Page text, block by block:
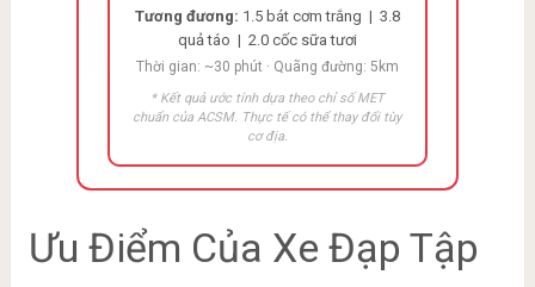
Tương đương: 1.5 bát cơm trắng | 3.8
quả táo | 2.0 cốc sữa tươi
Thời gian: ~30 phút · Quãng đường: 5km
* Kết quả ước tính dựa theo chỉ số MET
chuẩn của ACSM. Thực tế có thể thay đổi tùy
cơ địa.
Ưu Điểm Của Xe Đạp Tập